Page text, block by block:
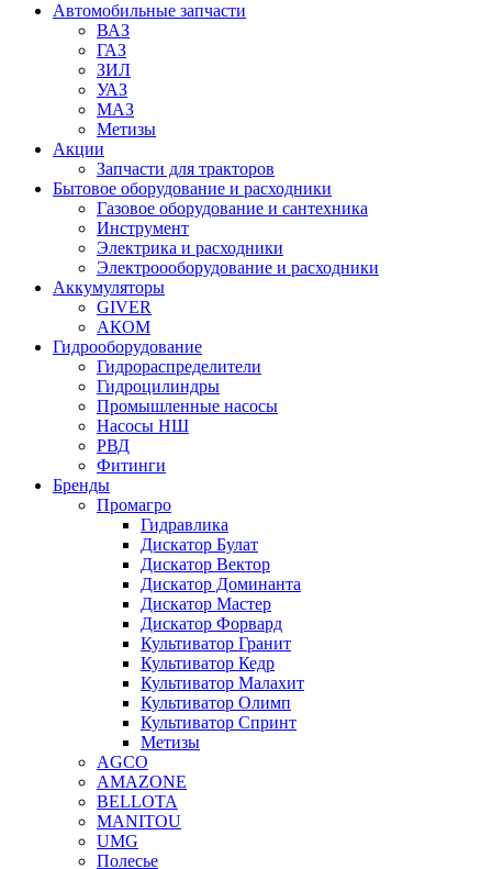
Автомобильные запчасти
ВАЗ
ГАЗ
ЗИЛ
УАЗ
МАЗ
Метизы
Акции
Запчасти для тракторов
Бытовое оборудование и расходники
Газовое оборудование и сантехника
Инструмент
Электрика и расходники
Электроооборудование и расходники
Аккумуляторы
GIVER
АКОМ
Гидрооборудование
Гидрораспределители
Гидроцилиндры
Промышленные насосы
Насосы НШ
РВД
Фитинги
Бренды
Промагро
Гидравлика
Дискатор Булат
Дискатор Вектор
Дискатор Доминанта
Дискатор Мастер
Дискатор Форвард
Культиватор Гранит
Культиватор Кедр
Культиватор Малахит
Культиватор Олимп
Культиватор Спринт
Метизы
AGCO
AMAZONE
BELLOTA
MANITOU
UMG
Полесье